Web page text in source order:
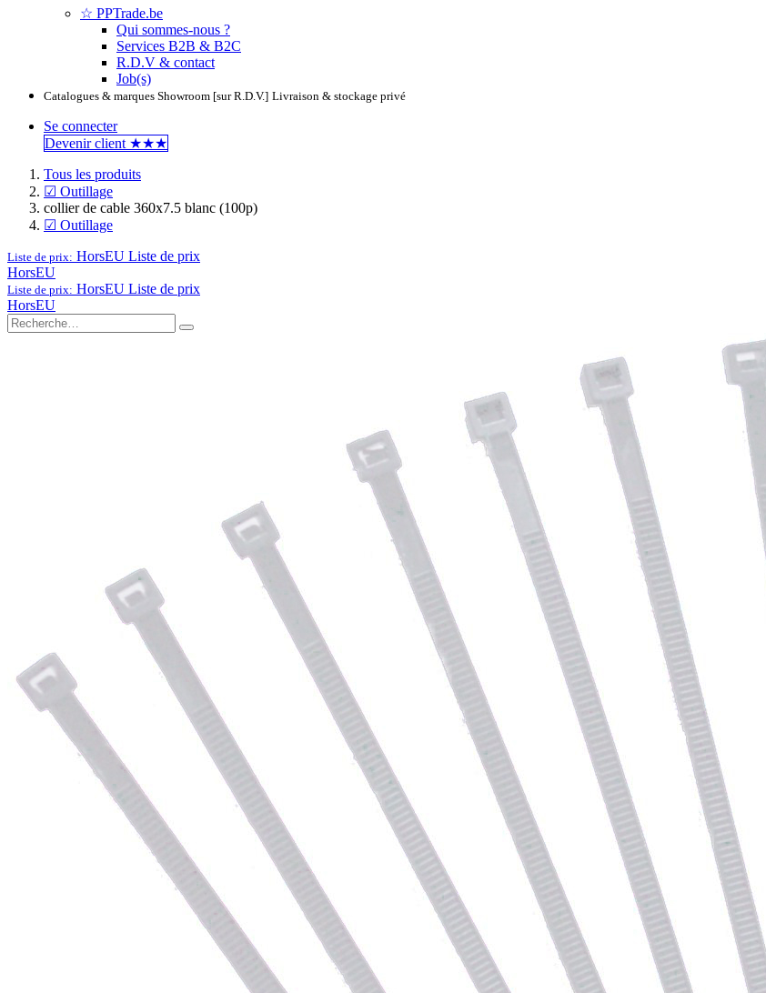
☆ PPTrade.be
Qui sommes-nous ?
Services B2B & B2C
R.D.V & contact
Job(s)
Catalogues & marques Showroom [sur R.D.V.] Livraison & stockage privé
Se connecter
Devenir clie​​​​​​nt ★★★
Tous les produits
☑ Outillage
collier de cable 360x7.5 blanc (100p)
☑ Outillage
Liste de prix: HorsEU Liste de prix
HorsEU
Liste de prix: HorsEU Liste de prix
HorsEU